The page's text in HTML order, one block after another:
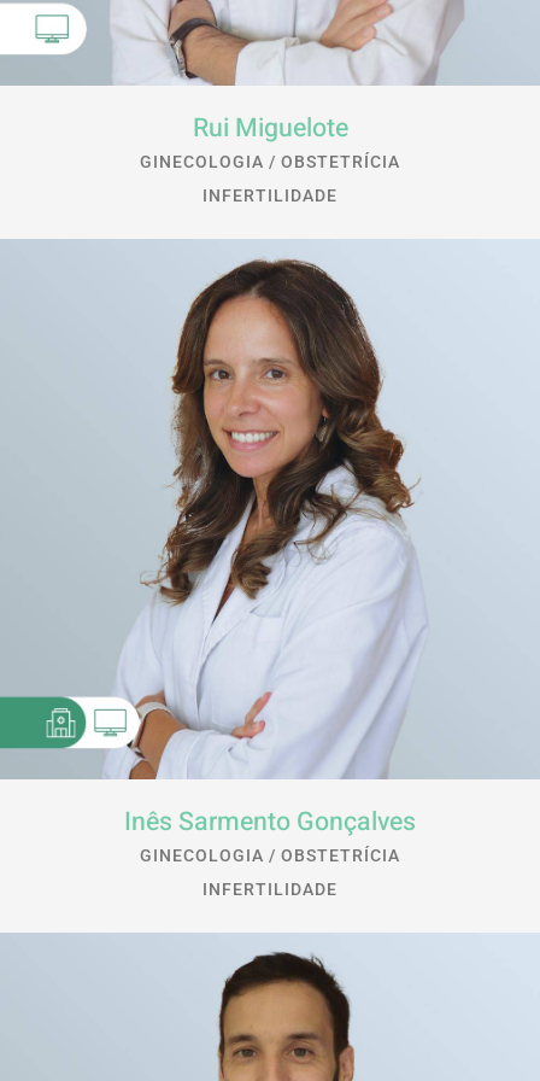
Rui Miguelote
GINECOLOGIA / OBSTETRÍCIA
INFERTILIDADE
Inês Sarmento Gonçalves
GINECOLOGIA / OBSTETRÍCIA
INFERTILIDADE